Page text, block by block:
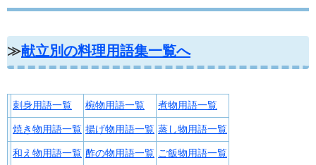
≫献立別の料理用語集一覧へ
刺身用語一覧 椀物用語一覧 煮物用語一覧
焼き物用語一覧 揚げ物用語一覧 蒸し物用語一覧
和え物用語一覧 酢の物用語一覧 ご飯物用語一覧